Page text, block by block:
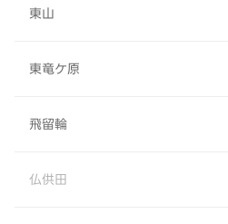
東山
東竜ケ原
飛留輪
仏供田